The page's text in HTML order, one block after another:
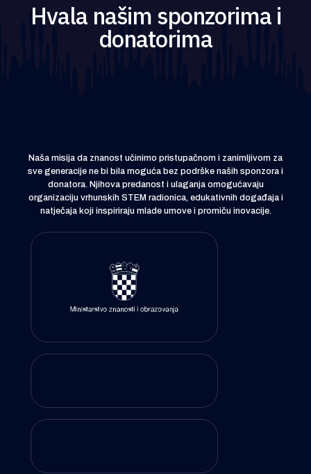
Hvala našim sponzorima i
donatorima
Naša misija da znanost učinimo pristupačnom i zanimljivom za
sve generacije ne bi bila moguća bez podrške naših sponzora i
donatora. Njihova predanost i ulaganja omogućavaju
organizaciju vrhunskih STEM radionica, edukativnih događaja i
natječaja koji inspiriraju mlade umove i promiču inovacije.